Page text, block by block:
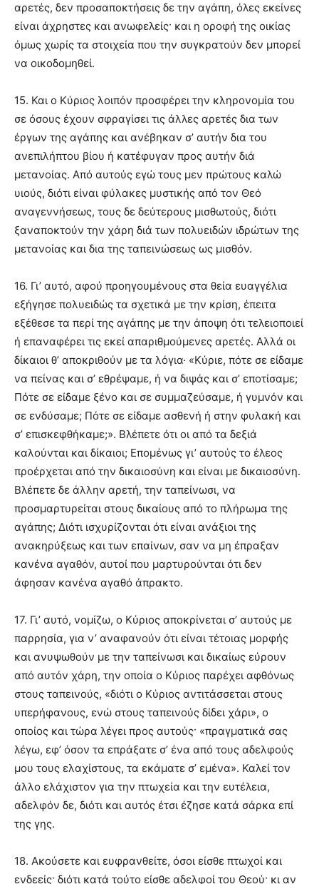
αρετές, δεν προσαποκτήσεις δε την αγάπη, όλες εκείνες
είναι άχρηστες και ανωφελείς· και η οροφή της οικίας
όμως χωρίς τα στοιχεία που την συγκρατούν δεν μπορεί
να οικοδομηθεί.
15. Και ο Κύριος λοιπόν προσφέρει την κληρονομία του
σε όσους έχουν σφραγίσει τις άλλες αρετές δια των
έργων της αγάπης και ανέβηκαν σ’ αυτήν δια του
ανεπιλήπτου βίου ή κατέφυγαν προς αυτήν διά
μετανοίας. Από αυτούς εγώ τους μεν πρώτους καλώ
υιούς, διότι είναι φύλακες μυστικής από τον Θεό
αναγεννήσεως, τους δε δεύτερους μισθωτούς, διότι
ξαναποκτούν την χάρη διά των πολυειδών ιδρώτων της
μετανοίας και δια της ταπεινώσεως ως μισθόν.
16. Γι’ αυτό, αφού προηγουμένους στα θεία ευαγγέλια
εξήγησε πολυειδώς τα σχετικά με την κρίση, έπειτα
εξέθεσε τα περί της αγάπης με την άποψη ότι τελειοποιεί
ή επαναφέρει τις εκεί απαριθμούμενες αρετές. Αλλά οι
δίκαιοι θ’ αποκριθούν με τα λόγια· «Κύριε, πότε σε είδαμε
να πείνας και σ’ εθρέψαμε, ή να διψάς και σ’ εποτίσαμε;
Πότε σε είδαμε ξένο και σε συμμαζεύσαμε, ή γυμνόν και
σε ενδύσαμε; Πότε σε είδαμε ασθενή ή στην φυλακή και
σ’ επισκεφθήκαμε;». Βλέπετε ότι οι από τα δεξιά
καλούνται και δίκαιοι; Επομένως γι’ αυτούς το έλεος
προέρχεται από την δικαιοσύνη και είναι με δικαιοσύνη.
Βλέπετε δε άλλην αρετή, την ταπείνωσι, να
προσμαρτυρείται στους δικαίους από το πλήρωμα της
αγάπης; Διότι ισχυρίζονται ότι είναι ανάξιοι της
ανακηρύξεως και των επαίνων, σαν να μη έπραξαν
κανένα αγαθόν, αυτοί που μαρτυρούνται ότι δεν
άφησαν κανένα αγαθό άπρακτο.
17. Γι’ αυτό, νομίζω, ο Κύριος αποκρίνεται σ’ αυτούς με
παρρησία, για ν’ αναφανούν ότι είναι τέτοιας μορφής
και ανυψωθούν με την ταπείνωσι και δικαίως εύρουν
από αυτόν χάρη, την οποία ο Κύριος παρέχει αφθόνως
στους ταπεινούς, «διότι ο Κύριος αντιτάσσεται στους
υπερήφανους, ενώ στους ταπεινούς δίδει χάρι», ο
οποίος και τώρα λέγει προς αυτούς· «πραγματικά σας
λέγω, εφ’ όσον τα επράξατε σ’ ένα από τους αδελφούς
μου τους ελαχίστους, τα εκάματε σ’ εμένα». Καλεί τον
άλλο ελάχιστον για την πτωχεία και την ευτέλεια,
αδελφόν δε, διότι και αυτός έτσι έζησε κατά σάρκα επί
της γης.
18. Ακούσετε και ευφρανθείτε, όσοι είσθε πτωχοί και
ενδεείς· διότι κατά τούτο είσθε αδελφοί του Θεού· κι αν